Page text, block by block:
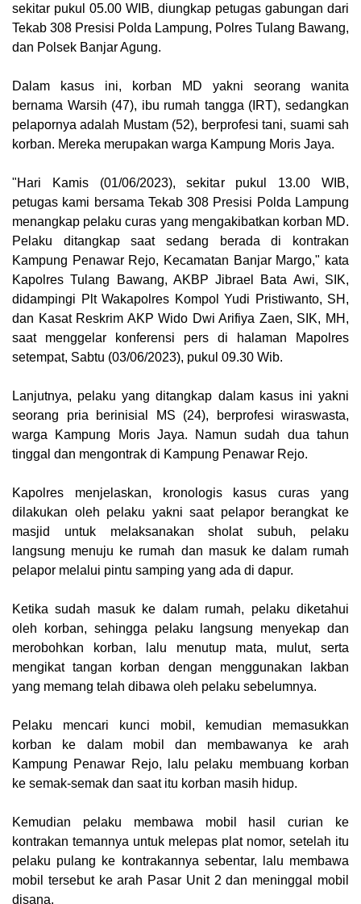
sekitar pukul 05.00 WIB, diungkap petugas gabungan dari
Tekab 308 Presisi Polda Lampung, Polres Tulang Bawang,
dan Polsek Banjar Agung.
Dalam kasus ini, korban MD yakni seorang wanita
bernama Warsih (47), ibu rumah tangga (IRT), sedangkan
pelapornya adalah Mustam (52), berprofesi tani, suami sah
korban. Mereka merupakan warga Kampung Moris Jaya.
"Hari Kamis (01/06/2023), sekitar pukul 13.00 WIB,
petugas kami bersama Tekab 308 Presisi Polda Lampung
menangkap pelaku curas yang mengakibatkan korban MD.
Pelaku ditangkap saat sedang berada di kontrakan
Kampung Penawar Rejo, Kecamatan Banjar Margo," kata
Kapolres Tulang Bawang, AKBP Jibrael Bata Awi, SIK,
didampingi Plt Wakapolres Kompol Yudi Pristiwanto, SH,
dan Kasat Reskrim AKP Wido Dwi Arifiya Zaen, SIK, MH,
saat menggelar konferensi pers di halaman Mapolres
setempat, Sabtu (03/06/2023), pukul 09.30 Wib.
Lanjutnya, pelaku yang ditangkap dalam kasus ini yakni
seorang pria berinisial MS (24), berprofesi wiraswasta,
warga Kampung Moris Jaya. Namun sudah dua tahun
tinggal dan mengontrak di Kampung Penawar Rejo.
Kapolres menjelaskan, kronologis kasus curas yang
dilakukan oleh pelaku yakni saat pelapor berangkat ke
masjid untuk melaksanakan sholat subuh, pelaku
langsung menuju ke rumah dan masuk ke dalam rumah
pelapor melalui pintu samping yang ada di dapur.
Ketika sudah masuk ke dalam rumah, pelaku diketahui
oleh korban, sehingga pelaku langsung menyekap dan
merobohkan korban, lalu menutup mata, mulut, serta
mengikat tangan korban dengan menggunakan lakban
yang memang telah dibawa oleh pelaku sebelumnya.
Pelaku mencari kunci mobil, kemudian memasukkan
korban ke dalam mobil dan membawanya ke arah
Kampung Penawar Rejo, lalu pelaku membuang korban
ke semak-semak dan saat itu korban masih hidup.
Kemudian pelaku membawa mobil hasil curian ke
kontrakan temannya untuk melepas plat nomor, setelah itu
pelaku pulang ke kontrakannya sebentar, lalu membawa
mobil tersebut ke arah Pasar Unit 2 dan meninggal mobil
disana.